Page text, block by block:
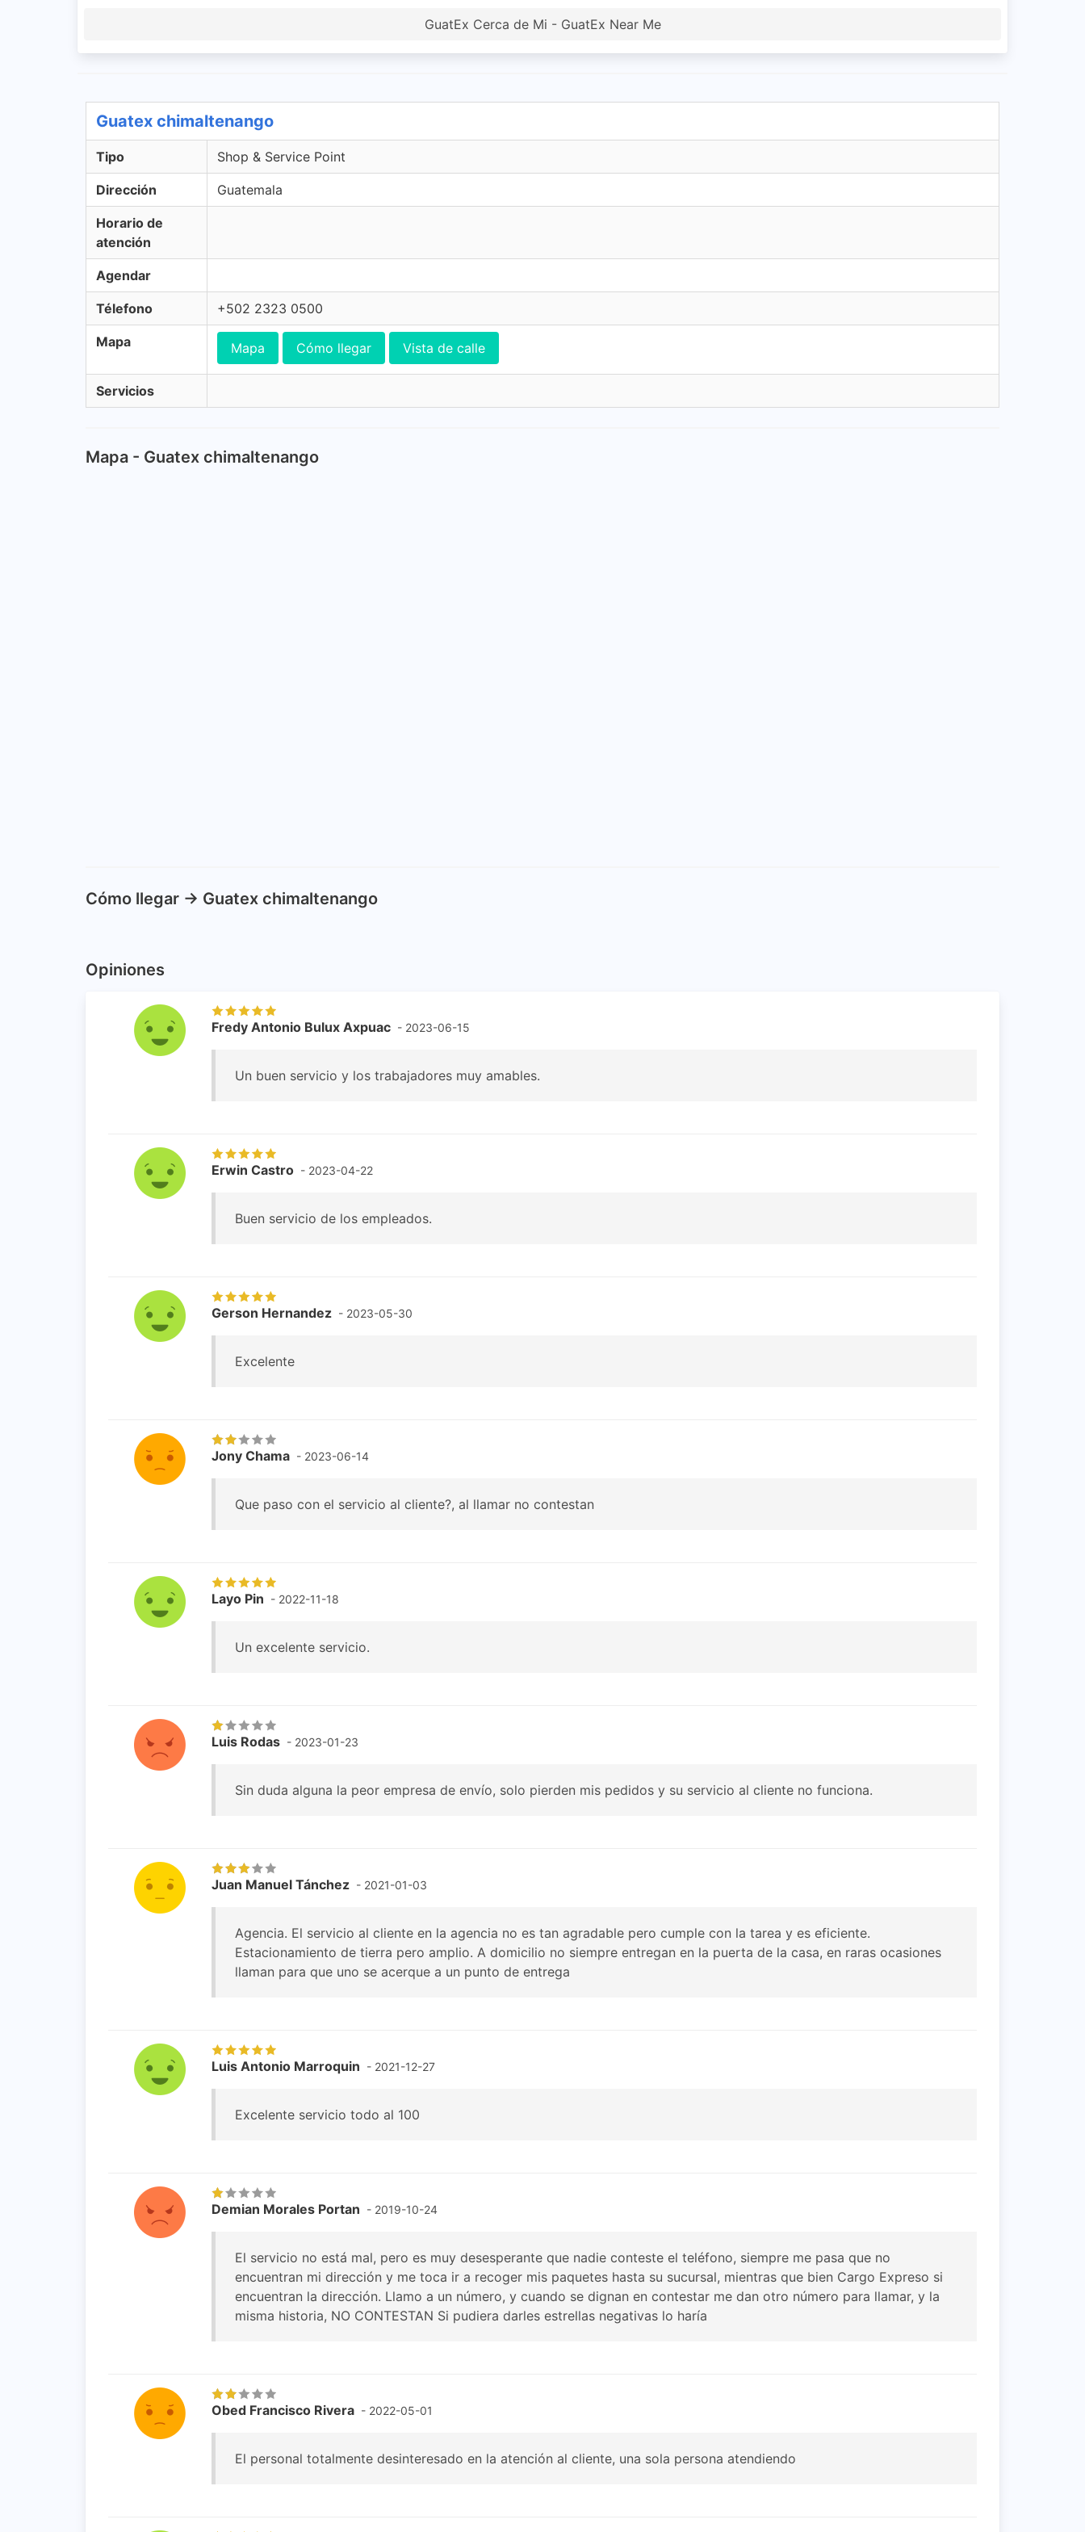
GuatEx Cerca de Mi - GuatEx Near Me
Guatex chimaltenango
Tipo Shop & Service Point
Dirección Guatemala
Horario de
atención
Agendar
Télefono +502 2323 0500
Mapa Mapa Cómo llegar Vista de calle
Servicios
Mapa - Guatex chimaltenango
Cómo llegar -> Guatex chimaltenango
Opiniones
Fredy Antonio Bulux Axpuac - 2023-06-15
Un buen servicio y los trabajadores muy amables.
Erwin Castro - 2023-04-22
Buen servicio de los empleados.
Gerson Hernandez - 2023-05-30
Excelente
Jony Chama - 2023-06-14
Que paso con el servicio al cliente?, al llamar no contestan
Layo Pin - 2022-11-18
Un excelente servicio.
Luis Rodas - 2023-01-23
Sin duda alguna la peor empresa de envío, solo pierden mis pedidos y su servicio al cliente no funciona.
Juan Manuel Tánchez - 2021-01-03
Agencia. El servicio al cliente en la agencia no es tan agradable pero cumple con la tarea y es eficiente.
Estacionamiento de tierra pero amplio. A domicilio no siempre entregan en la puerta de la casa, en raras ocasiones
llaman para que uno se acerque a un punto de entrega
Luis Antonio Marroquin - 2021-12-27
Excelente servicio todo al 100
Demian Morales Portan - 2019-10-24
El servicio no está mal, pero es muy desesperante que nadie conteste el teléfono, siempre me pasa que no
encuentran mi dirección y me toca ir a recoger mis paquetes hasta su sucursal, mientras que bien Cargo Expreso si
encuentran la dirección. Llamo a un número, y cuando se dignan en contestar me dan otro número para llamar, y la
misma historia, NO CONTESTAN Si pudiera darles estrellas negativas lo haría
Obed Francisco Rivera - 2022-05-01
El personal totalmente desinteresado en la atención al cliente, una sola persona atendiendo